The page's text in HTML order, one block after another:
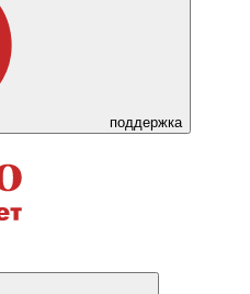
поддержка